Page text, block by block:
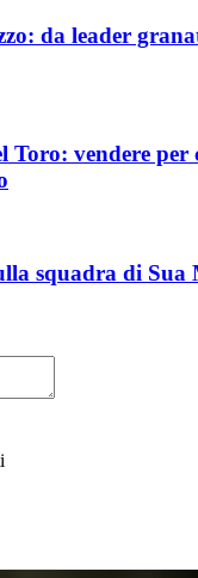
da leader
Toro: vendere per
squadra di Sua